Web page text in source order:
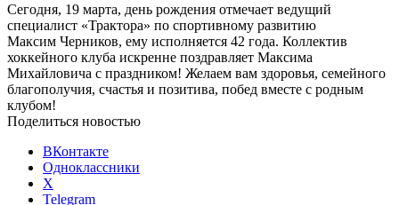
Сегодня, 19 марта, день рождения отмечает ведущий
специалист «Трактора» по спортивному развитию
Максим Черников, ему исполняется 42 года. Коллектив
хоккейного клуба искренне поздравляет Максима
Михайловича с праздником! Желаем вам здоровья, семейного
благополучия, счастья и позитива, побед вместе с родным
клубом!
Поделиться новостью
ВКонтакте
Одноклассники
X
Telegram